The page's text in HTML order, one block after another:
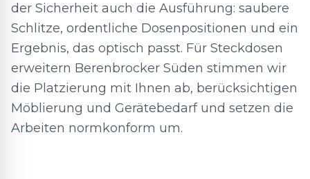
der Sicherheit auch die Ausführung: saubere
Schlitze, ordentliche Dosenpositionen und ein
Ergebnis, das optisch passt. Für Steckdosen
erweitern Berenbrocker Süden stimmen wir
die Platzierung mit Ihnen ab, berücksichtigen
Möblierung und Gerätebedarf und setzen die
Arbeiten normkonform um.